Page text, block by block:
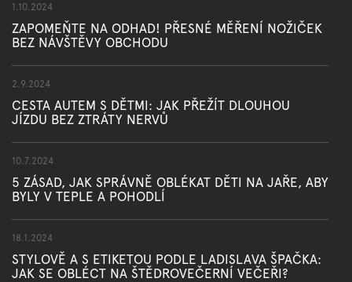
1.10.2024
ZAPOMEŇTE NA ODHAD! PŘESNÉ MĚŘENÍ NOŽIČEK
BEZ NÁVŠTĚVY OBCHODU
2.9.2024
CESTA AUTEM S DĚTMI: JAK PŘEŽÍT DLOUHOU
JÍZDU BEZ ZTRÁTY NERVŮ
10.7.2024
5 ZÁSAD, JAK SPRÁVNĚ OBLÉKAT DĚTI NA JAŘE, ABY
BYLY V TEPLE A POHODLÍ
18.1.2024
STYLOVĚ A S ETIKETOU PODLE LADISLAVA ŠPAČKA:
JAK SE OBLÉCT NA ŠTĚDROVEČERNÍ VEČEŘI?